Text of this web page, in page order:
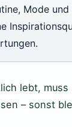
Mode
lebt,
– sonst